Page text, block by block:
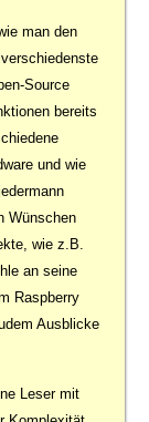
man den
Source
bereits
und wie
Wünschen
wie z.B.
an seine
Raspberry
Ausblicke
Leser mit